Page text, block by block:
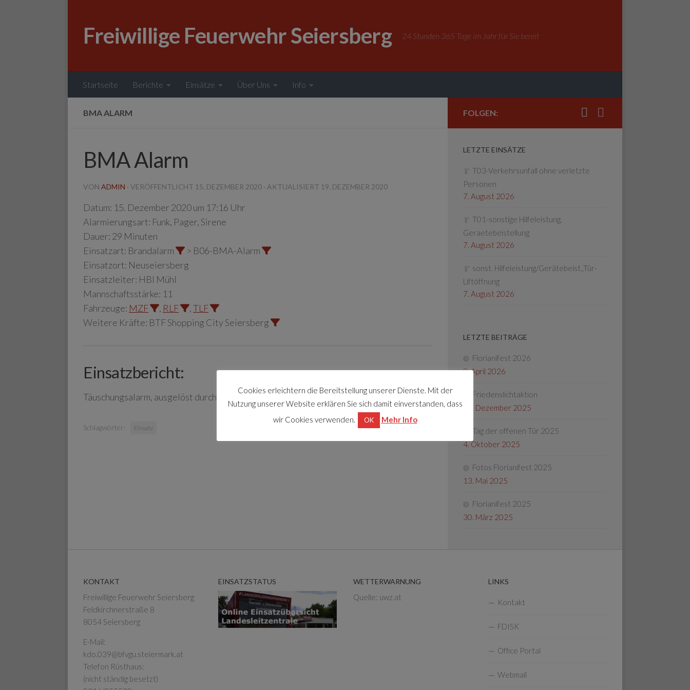
Freiwillige Feuerwehr Seiersberg 24 Stunden 365 Tage im Jahr für Sie bereit
Startseite Berichte Einsätze Über Uns Info
BMA ALARM
BMA Alarm
VON ADMIN · VERÖFFENTLICHT 15. DEZEMBER 2020 · AKTUALISIERT 19. DEZEMBER 2020
Datum: 15. Dezember 2020 um 17:16 Uhr
Alarmierungsart: Funk, Pager, Sirene
Dauer: 29 Minuten
Einsatzart: Brandalarm
> B06-BMA-Alarm
Einsatzort: Neuseiersberg
Einsatzleiter: HBI Mühl
Mannschaftsstärke: 11
Fahrzeuge: MZF , RLF ,TLF
Weitere Kräfte: BTF Shopping City Seiersberg
Einsatzbericht:
Täuschungsalarm, ausgelöst durch verbranntes Kochgut
Schlagwörter: Einsatz
FOLGEN:
LETZTE EINSÄTZE
T03-Verkehrsunfall ohne verletzte
Personen
7. August 2026
T01-sonstige Hilfeleistung,
Geraetebeistellung
7. August 2026
sonst. Hilfeleistung/Gerätebeist.,Tür-
Liftöffnung
7. August 2026
LETZTE BEITRÄGE
Florianifest 2026
8. April 2026
Friedenslichtaktion
22. Dezember 2025
Tag der offenen Tür 2025
4. Oktober 2025
Fotos Florianifest 2025
13. Mai 2025
Florianifest 2025
30. März 2025
KONTAKT
Freiwillige Feuerwehr Seiersberg
Feldkirchnerstraße 8
8054 Seiersberg
E-Mail:
kdo.039@bfvgu.steiermark.at
Telefon Rüsthaus:
(nicht ständig besetzt)
EINSATZSTATUS WETTERWARNUNG
Quelle: uwz.at
LINKS
Kontakt
FDISK
Office Portal
Webmail
Cookies erleichtern die Bereitstellung unserer Dienste. Mit der
Nutzung unserer Website erklären Sie sich damit einverstanden, dass
wir Cookies verwenden.
OK Mehr Info